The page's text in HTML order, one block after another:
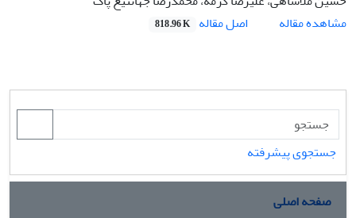
مشاهده مقاله
اصل مقاله 818.96 K
جستجوی پیشرفته
صفحه اصلی